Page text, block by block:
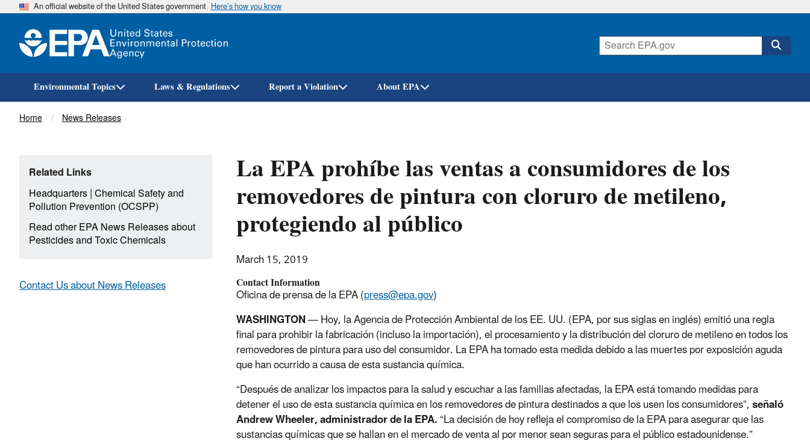
Skip
An official website of the United States government Here’s how you know
Environmental Topics Laws & Regulations Report a Violation About EPA
Breadcrumb
Home News Releases
La EPA prohíbe las ventas a consumidores de los
removedores de pintura con cloruro de metileno,
protegiendo al público
March 15, 2019
Contact Information
Oficina de prensa de la EPA (press@epa.gov)
WASHINGTON— Hoy, la Agencia de Protección Ambiental de los EE. UU. (EPA, por sus siglas en inglés) emitió una regla
final para prohibir la fabricación (incluso la importación), el procesamiento y la distribución del cloruro de metileno en todos los
removedores de pintura para uso del consumidor. La EPA ha tomado esta medida debido a las muertes por exposición aguda
que han ocurrido a causa de esta sustancia química.
“Después de analizar los impactos para la salud y escuchar a las familias afectadas, la EPA está tomando medidas para
detener el uso de esta sustancia química en los removedores de pintura destinados a que los usen los consumidores”,señaló
Andrew Wheeler, administrador de la EPA.“La decisión de hoy refleja el compromiso de la EPA para asegurar que las
sustancias químicas que se hallan en el mercado de venta al por menor sean seguras para el público estadounidense.”
Related Links
Headquarters|Chemical Safety and
Pollution Prevention (OCSPP)
Read other EPA News Releases about
Pesticides and Toxic Chemicals
Contact Us about News Releases